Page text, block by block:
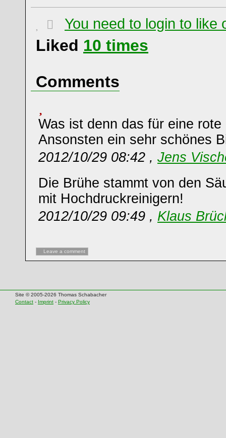
You need to login to like
Liked 10 times
Comments
Was ist denn das für eine rote
Ansonsten ein sehr schönes
2012/10/29 08:42 , Jens
Die Brühe stammt von den
mit Hochdruckreinigern!
2012/10/29 09:49 , Klaus
Leave a comment
Site © 2005-2026 Thomas Schabacher
Contact - Imprint - Privacy Policy